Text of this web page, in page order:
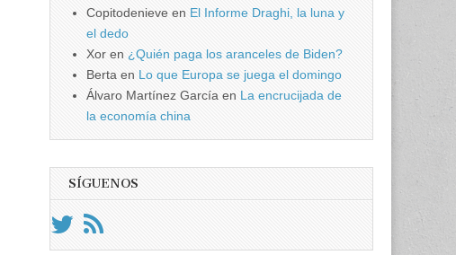
Copitodenieve en El Informe Draghi, la luna y
el dedo
Xor en ¿Quién paga los aranceles de Biden?
Berta en Lo que Europa se juega el domingo
Álvaro Martínez García en La encrucijada de
la economía china
SÍGUENOS